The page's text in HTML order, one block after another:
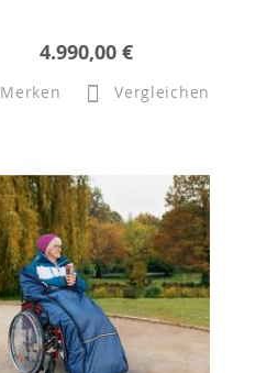
4.990,00 €
Merken Vergleichen